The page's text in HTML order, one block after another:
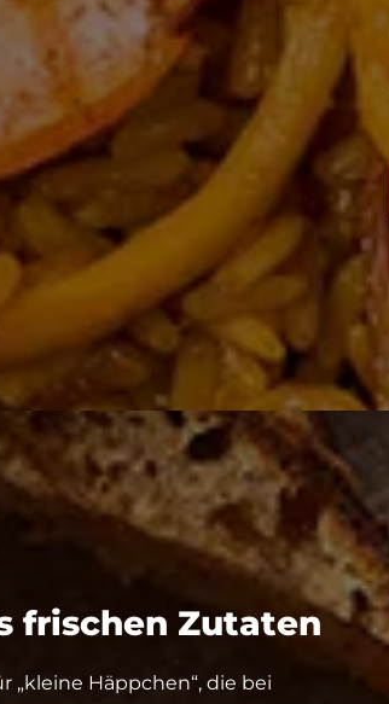
frischen Zutaten
„kleine Häppchen“, die bei